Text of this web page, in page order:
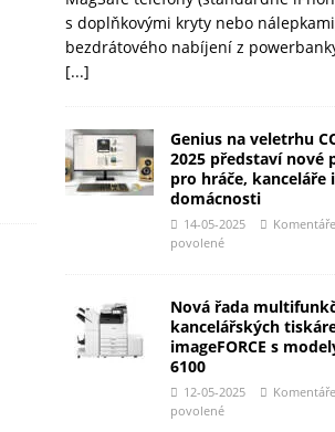
s doplňkovými kryty nebo
bezdrátového nabíjení z
[...]
Genius na veletrhu
2025 představí nové
pro hráče, kanceláře i
domácnosti
14-05-2025
povolené
Nová řada
kancelářských
imageFORCE s
6100
12-05-2025
povolené